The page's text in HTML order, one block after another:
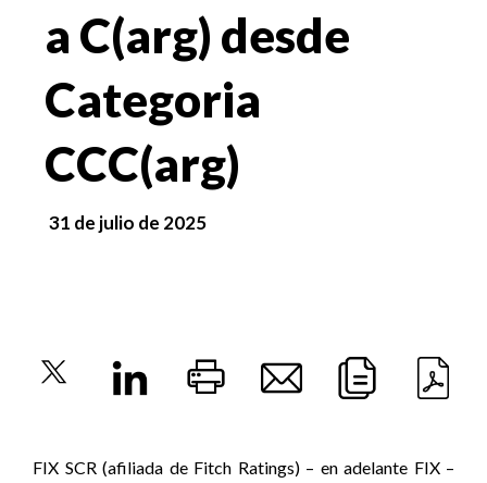
a C(arg) desde
Categoria
CCC(arg)
31 de julio de 2025
FIX SCR (afiliada de Fitch Ratings) – en adelante FIX –